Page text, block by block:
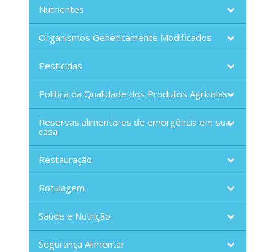
Nutrientes
Organismos Geneticamente Modificados
Pesticidas
Política da Qualidade dos Produtos Agrícolas
Reservas alimentares de emergência em sua
casa
Restauração
Rotulagem
Saúde e Nutrição
Segurança Alimentar